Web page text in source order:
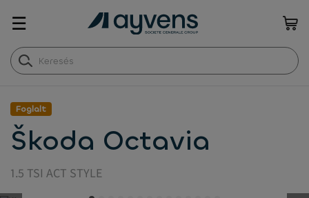
☰
Foglalt
Škoda Octavia
1.5 TSI ACT STYLE